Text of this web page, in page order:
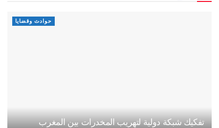
حوادث وقضايا
تفكيك شبكة دولية لتهريب المخدرات بين المغرب